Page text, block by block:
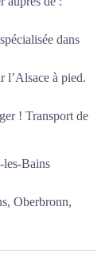
dans
l’Alsace à pied.
! Transport de
les-Bains
Oberbronn,